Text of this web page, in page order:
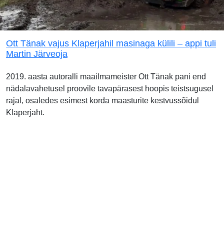
Ott Tänak vajus Klaperjahil masinaga külili – appi tuli
Martin Järveoja
2019. aasta autoralli maailmameister Ott Tänak pani end
nädalavahetusel proovile tavapärasest hoopis teistsugusel
rajal, osaledes esimest korda maasturite kestvussõidul
Klaperjaht.